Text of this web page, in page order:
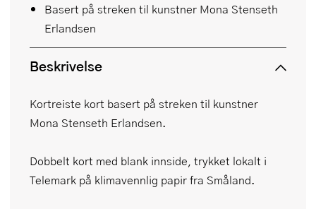
Basert på streken til kunstner Mona Stenseth
Erlandsen
Beskrivelse
Kortreiste kort basert på streken til kunstner
Mona Stenseth Erlandsen.
Dobbelt kort med blank innside, trykket lokalt i
Telemark på klimavennlig papir fra Småland.